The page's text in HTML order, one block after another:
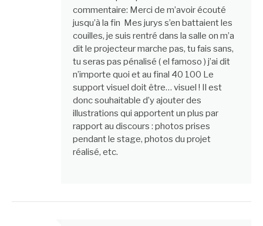
commentaire: Merci de m’avoir écouté
jusqu’à la fin Mes jurys s’en battaient les
couilles, je suis rentré dans la salle on m’a
dit le projecteur marche pas, tu fais sans,
tu seras pas pénalisé ( el famoso ) j’ai dit
n’importe quoi et au final 40 100 Le
support visuel doit être… visuel ! Il est
donc souhaitable d’y ajouter des
illustrations qui apportent un plus par
rapport au discours : photos prises
pendant le stage, photos du projet
réalisé, etc.